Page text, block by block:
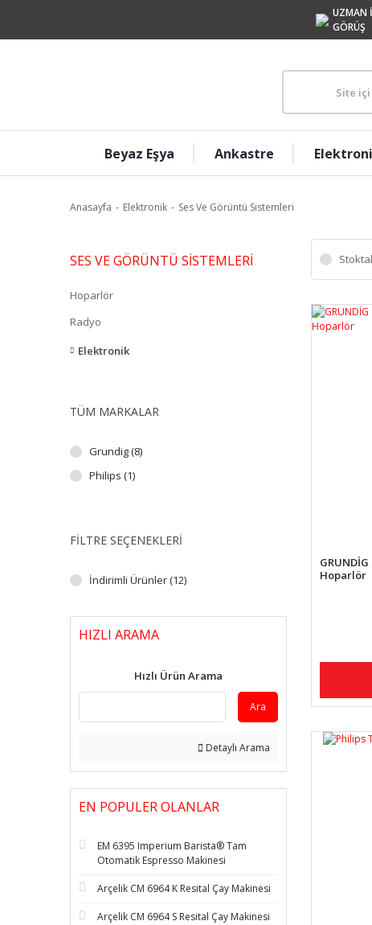
UZMAN
GÖRÜŞ
Beyaz Eşya Ankastre
Anasayfa Elektronik Ses Ve Görüntü Sistemleri
SES VE GÖRÜNTÜ SISTEMLERI
Hoparlör
Radyo
Elektronik
TÜM MARKALAR
Grundig (8)
Philips (1)
FILTRE SEÇENEKLERI
İndirimli Ürünler (12)
HIZLI ARAMA
Hızlı Ürün Arama
Ara
Detaylı Arama
EN POPULER OLANLAR
EM 6395 Imperium Barista® Tam
Otomatik Espresso Makinesi
Arçelik CM 6964 K Resital Çay Makinesi
Arçelik CM 6964 S Resital Çay Makinesi
Hoparlör